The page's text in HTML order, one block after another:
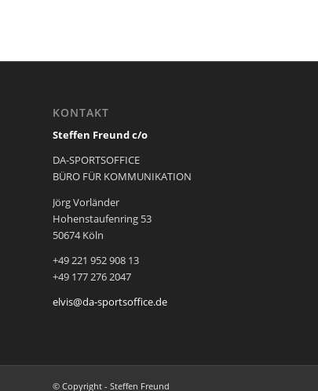
KONTAKT
Steffen Freund c/o
DA-SPORTSOFFICE
BÜRO FÜR KOMMUNIKATION
Jörg Vorländer
Hohenstaufenring 53
50674 Köln
+49 221 952 908 13
+49 177 276 2047
elvis@da-sportsoffice.de
© Copyright - Steffen Freund